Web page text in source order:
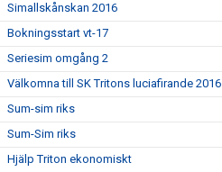
Simallskånskan 2016
Bokningsstart vt-17
Seriesim omgång 2
Välkomna till SK Tritons luciafirande 2016
Sum-sim riks
Sum-Sim riks
Hjälp Triton ekonomiskt